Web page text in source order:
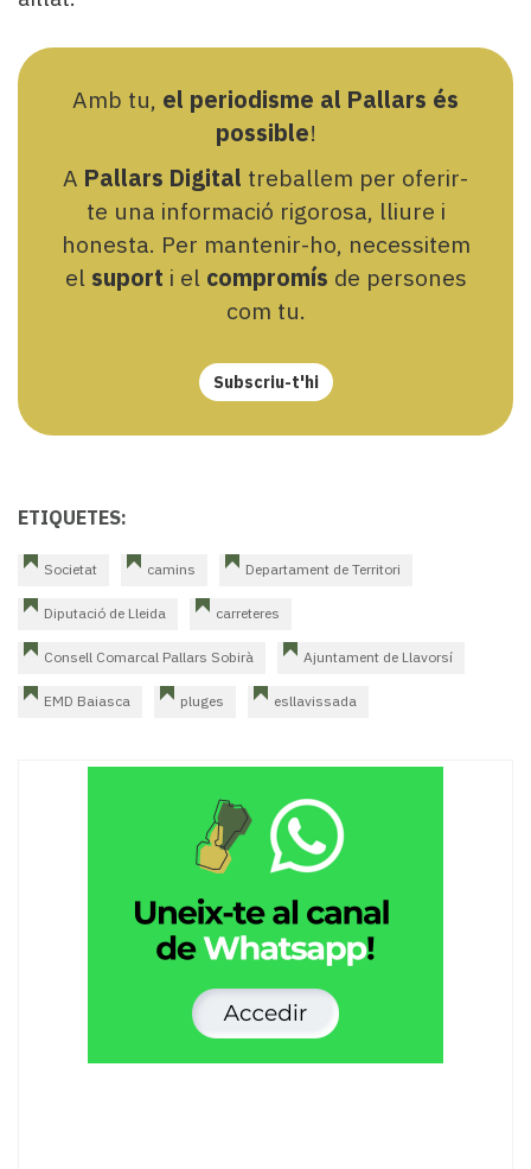
Amb tu, el periodisme al Pallars és
possible!
A Pallars Digital treballem per oferir-
te una informació rigorosa, lliure i
honesta. Per mantenir-ho, necessitem
el suport i el compromís de persones
com tu.
Subscriu-t'hi
ETIQUETES:
Societat camins Departament de Territori
Diputació de Lleida carreteres
Consell Comarcal Pallars Sobirà Ajuntament de Llavorsí
EMD Baiasca pluges esllavissada